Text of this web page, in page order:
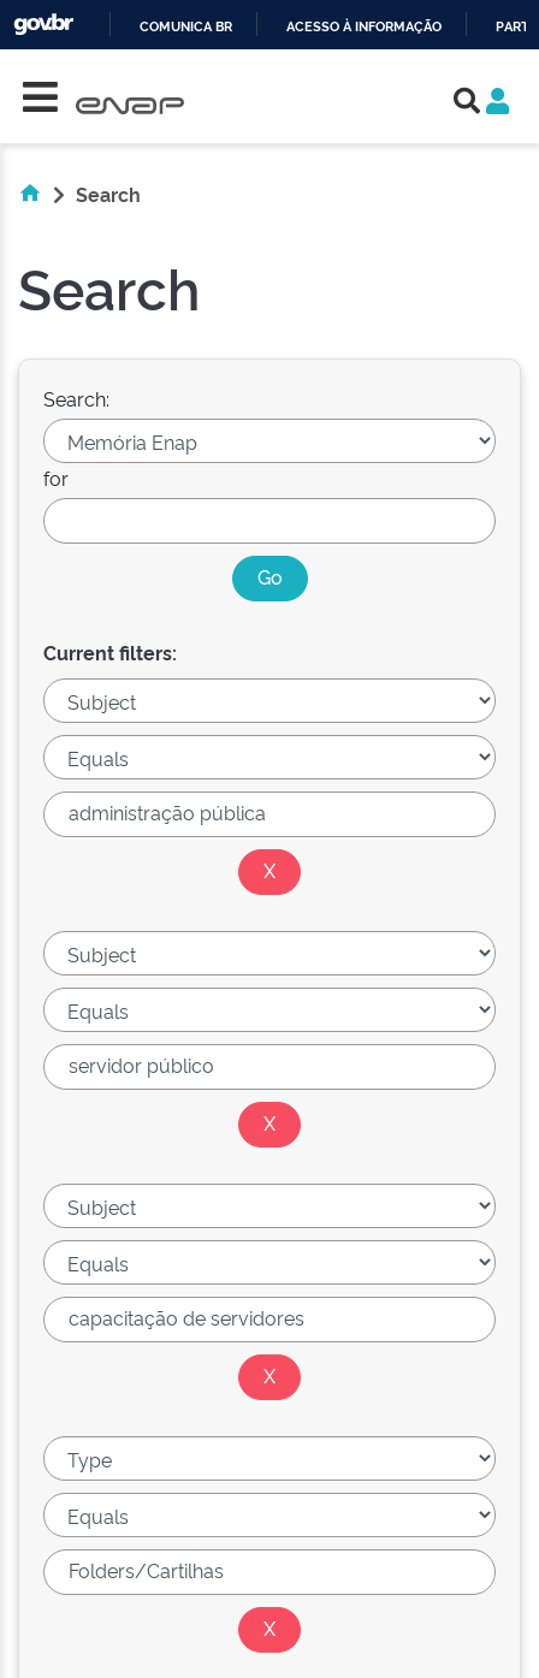
COMUNICA BR ACESSO À INFORMAÇÃO
Search
Search
Search:
for
Current filters: